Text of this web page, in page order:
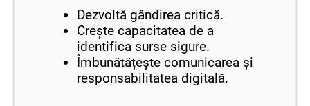
Dezvoltă gândirea critică.
Crește capacitatea de a
identifica surse sigure.
Îmbunătățește comunicarea și
responsabilitatea digitală.